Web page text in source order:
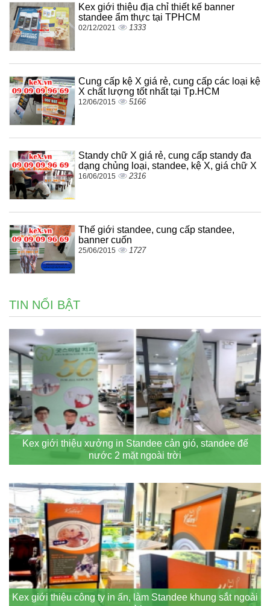
Kex giới thiệu địa chỉ thiết kế banner
standee ẩm thực tại TPHCM
02/12/2021 1333
Cung cấp kệ X giá rẻ, cung cấp các loại kệ
X chất lượng tốt nhất tại Tp.HCM
12/06/2015 5166
Standy chữ X giá rẻ, cung cấp standy đa
dạng chủng loại, standee, kệ X, giá chữ X
16/06/2015 2316
Thế giới standee, cung cấp standee,
banner cuốn
25/06/2015 1727
TIN NỔI BẬT
Kex giới thiệu xưởng in Standee cản gió, standee đế
nước 2 mặt ngoài trời
Kex giới thiệu công ty in ấn, làm Standee khung sắt ngoài